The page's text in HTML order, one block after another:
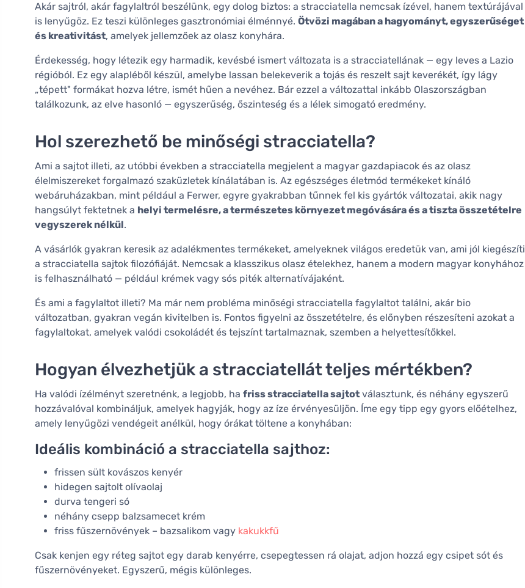
Akár sajtról, akár fagylaltról beszélünk, egy dolog biztos: a stracciatella nemcsak ízével, hanem textúrájával
is lenyűgöz. Ez teszi különleges gasztronómiai élménnyé. Ötvözi magában a hagyományt, egyszerűséget
és kreativitást, amelyek jellemzőek az olasz konyhára.
Érdekesség, hogy létezik egy harmadik, kevésbé ismert változata is a stracciatellának — egy leves a Lazio
régióból. Ez egy alapléből készül, amelybe lassan belekeverik a tojás és reszelt sajt keverékét, így lágy
„tépett" formákat hozva létre, ismét hűen a nevéhez. Bár ezzel a változattal inkább Olaszországban
találkozunk, az elve hasonló — egyszerűség, őszinteség és a lélek simogató eredmény.
Hol szerezhető be minőségi stracciatella?
Ami a sajtot illeti, az utóbbi években a stracciatella megjelent a magyar gazdapiacok és az olasz
élelmiszereket forgalmazó szaküzletek kínálatában is. Az egészséges életmód termékeket kínáló
webáruházakban, mint például a Ferwer, egyre gyakrabban tűnnek fel kis gyártók változatai, akik nagy
hangsúlyt fektetnek a helyi termelésre, a természetes környezet megóvására és a tiszta összetételre
vegyszerek nélkül.
A vásárlók gyakran keresik az adalékmentes termékeket, amelyeknek világos eredetük van, ami jól kiegészíti
a stracciatella sajtok filozófiáját. Nemcsak a klasszikus olasz ételekhez, hanem a modern magyar konyhához
is felhasználható — például krémek vagy sós piték alternatívájaként.
És ami a fagylaltot illeti? Ma már nem probléma minőségi stracciatella fagylaltot találni, akár bio
változatban, gyakran vegán kivitelben is. Fontos figyelni az összetételre, és előnyben részesíteni azokat a
fagylaltokat, amelyek valódi csokoládét és tejszínt tartalmaznak, szemben a helyettesítőkkel.
Hogyan élvezhetjük a stracciatellát teljes mértékben?
Ha valódi ízélményt szeretnénk, a legjobb, ha friss stracciatella sajtot választunk, és néhány egyszerű
hozzávalóval kombináljuk, amelyek hagyják, hogy az íze érvényesüljön. Íme egy tipp egy gyors előételhez,
amely lenyűgözi vendégeit anélkül, hogy órákat töltene a konyhában:
Ideális kombináció a stracciatella sajthoz:
frissen sült kovászos kenyér
hidegen sajtolt olívaolaj
durva tengeri só
néhány csepp balzsamecet krém
friss fűszernövények – bazsalikom vagy kakukkfű
Csak kenjen egy réteg sajtot egy darab kenyérre, csepegtessen rá olajat, adjon hozzá egy csipet sót és
fűszernövényeket. Egyszerű, mégis különleges.